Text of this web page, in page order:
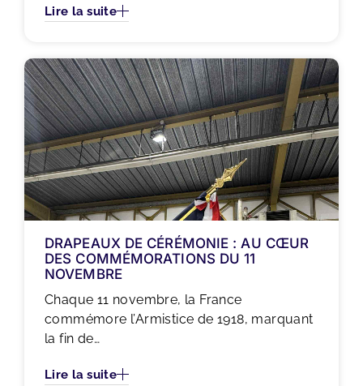
Lire la suite
DRAPEAUX DE CÉRÉMONIE : AU CŒUR
DES COMMÉMORATIONS DU 11
NOVEMBRE
Chaque 11 novembre, la France
commémore l’Armistice de 1918, marquant
la fin de…
Lire la suite